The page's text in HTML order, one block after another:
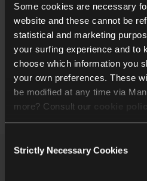
Some cookies are necessary
website and these cannot be
statistical and marketing
your surfing experience and to
choose which information you
your own preferences. These
be modified at any time via
more? Consult our
We work with40 third parties
Selection
Strictly Necessary Cookies
Home Control installatie (en
de pagina’s vanVeluxen
Niko Home Control II.
Print